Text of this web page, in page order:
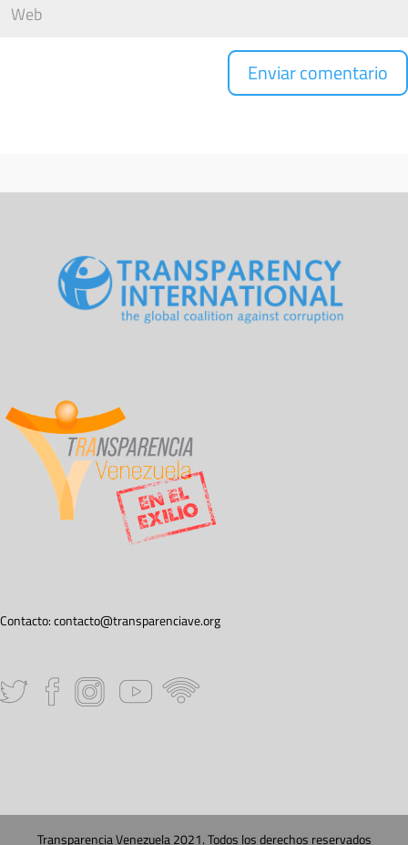
Contacto:contacto@transparenciave.org
Transparencia Venezuela 2021. Todos los derechos reservados